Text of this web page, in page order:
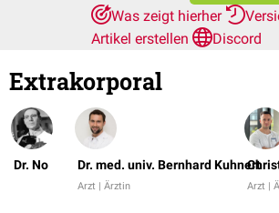
Was zeigt hierher
Artikel erstellen
Discord
Extrakorporal
Dr. No Dr. med. univ. Bernhard Kuhnert
Arzt | Ärztin Arzt |